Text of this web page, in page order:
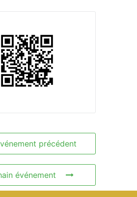
précédent
événement